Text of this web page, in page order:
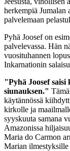
herkempiä Jumalan
palvelemaan
Pyhä Joosef on
palvelevassa. Hän
vuosituhannen
Inkarnationin
"Pyhä Joosef
siunauksen."
käytännössä
kirkolle ja
syyskuuta samana
Amazonissa
Maria do Carmon
Marian ilmestyksille